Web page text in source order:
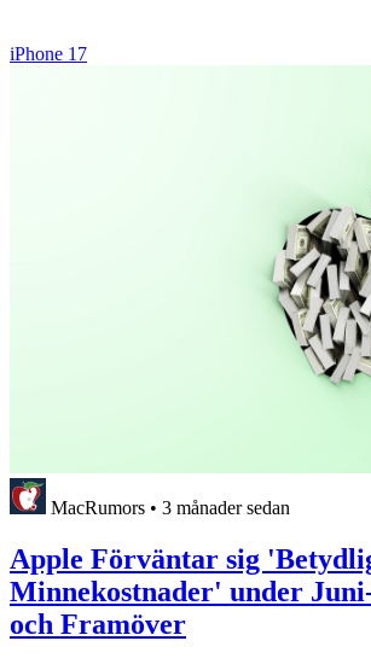
iPhone 17
MacRumors • 3 månader sedan
Apple Förväntar sig
Minnekostnader' under
och Framöver